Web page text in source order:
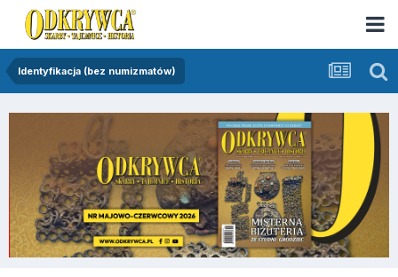
Identyfikacja (bez numizmatów)